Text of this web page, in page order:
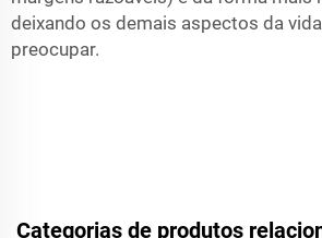
deixando os demais aspectos da
preocupar.
Categorias de produtos